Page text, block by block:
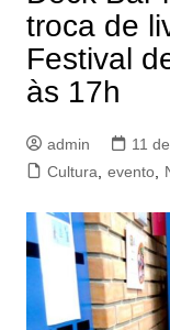
troca de
Festival
às 17h
admin
11
Cultura
evento,